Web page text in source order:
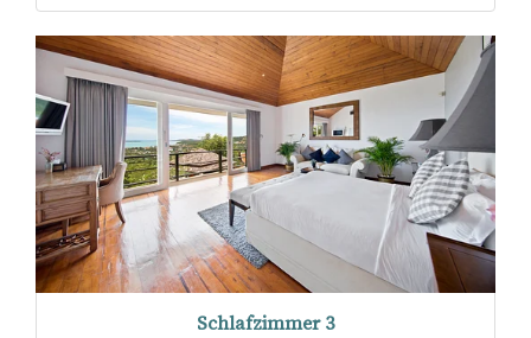
Schlafzimmer 3